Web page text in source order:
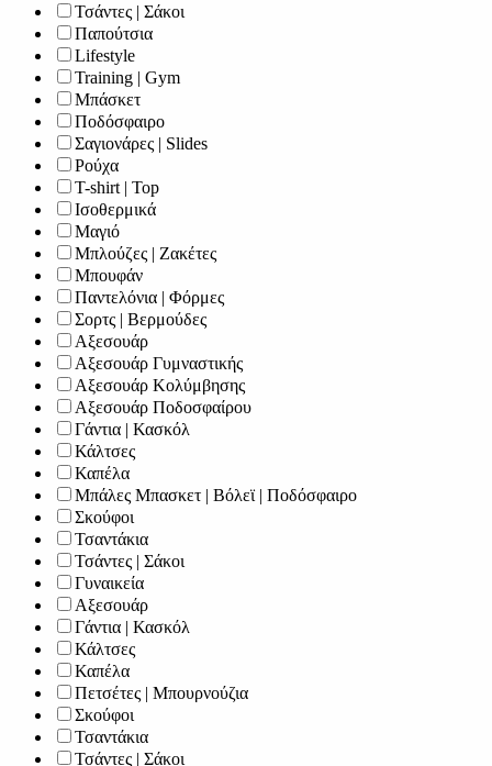
Τσάντες | Σάκοι
Παπούτσια
Lifestyle
Training | Gym
Μπάσκετ
Ποδόσφαιρο
Σαγιονάρες | Slides
Ρούχα
T-shirt | Top
Ισοθερμικά
Μαγιό
Μπλούζες | Ζακέτες
Μπουφάν
Παντελόνια | Φόρμες
Σορτς | Βερμούδες
Αξεσουάρ
Αξεσουάρ Γυμναστικής
Αξεσουάρ Κολύμβησης
Αξεσουάρ Ποδοσφαίρου
Γάντια | Κασκόλ
Κάλτσες
Καπέλα
Μπάλες Μπασκετ | Βόλεϊ | Ποδόσφαιρο
Σκούφοι
Τσαντάκια
Τσάντες | Σάκοι
Γυναικεία
Αξεσουάρ
Γάντια | Κασκόλ
Κάλτσες
Καπέλα
Πετσέτες | Μπουρνούζια
Σκούφοι
Τσαντάκια
Τσάντες | Σάκοι